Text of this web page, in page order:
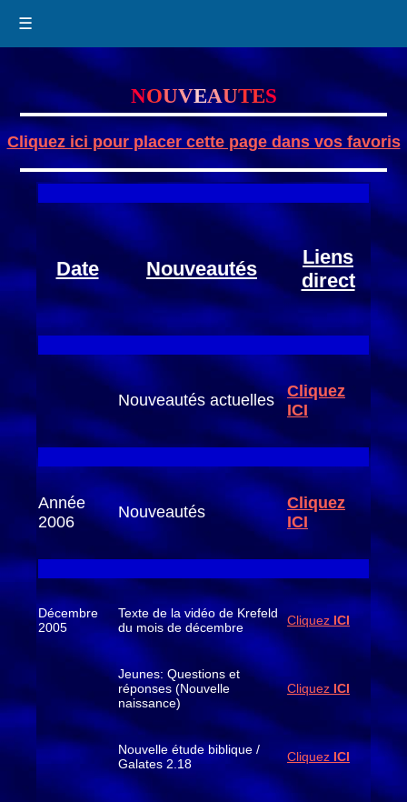
☰
NOUVEAUTES
Cliquez ici pour placer cette page dans vos favoris
Date Nouveautés
Liens
direct
Nouveautés actuelles
Cliquez
ICI
Année
2006
Nouveautés
Cliquez
ICI
Décembre
2005
Texte de la vidéo de Krefeld
du mois de décembre
Cliquez ICI
Jeunes: Questions et
réponses (Nouvelle
naissance)
Cliquez ICI
Nouvelle étude biblique /
Galates 2.18
Cliquez ICI